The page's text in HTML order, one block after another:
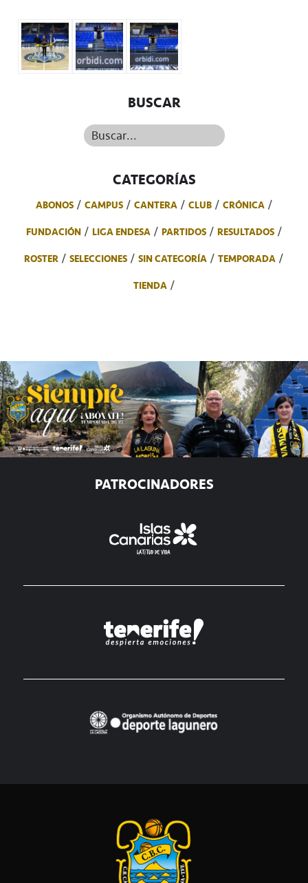
BUSCAR
Buscar...
CATEGORÍAS
ABONOS CAMPUS CANTERA CLUB
CRÓNICA
FUNDACIÓN
LIGA ENDESA PARTIDOS
RESULTADOS
ROSTER
SELECCIONES SIN CATEGORÍA
TEMPORADA
TIENDA
PATROCINADORES